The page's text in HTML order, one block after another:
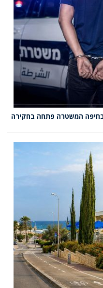
בחיפה המשטרה פתחה בחקירה